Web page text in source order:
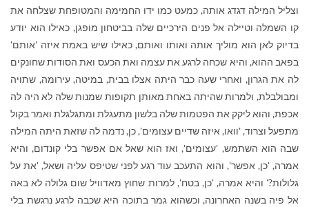
וצליל המילה דגדג אותה, כמעט כמו ידו החמימה והמטופחת שצלחה את
קו השמלה וטיילה אל פנים הירכיים שלה בביטחון מופגן, כאילו הוא יודע
בדיוק לאן הוא מוליך אותה ואותו ואותם, כאילו שיש באמת איזה 'אותם'
בפאב ההוא, והיא שכחה לרגע את עצמה ואת הכעס ואת הסודות שחונקים
לה את הגרון, ואחרי שעה כבר היתה אצלו בבית, במיטה, עירומה, שתויה
ומבולבלת, ולמרות שהיתה באחת מאותן תקופות שמנות שלה לא היה לה
אכפת, והוא ליקק את הפטמות שלה בלשון מתעגלת ומתגלגלת ואמר בקול
מתפעל וצרוד, 'וואו, איזה שדיים עצומים', כן, נדמה לה שזאת היתה המילה
שבה הוא השתמש, 'עצומים', ואז הוא שאל אם אפשר בלי קונדום, והיא
אמרה, 'כן, אפשר', והוא התעכב עוד רגע לפני שטיפס עליה ושאל, 'את על
גלולות?' והיא אמרה, 'כן, בטח', למרות שחוץ מאדוויל שום גלולה לא באה
אל פיה בשנה האחרונה, וכשהוא גמר בתוכה היא שכבה לרגע נרגשת בלי